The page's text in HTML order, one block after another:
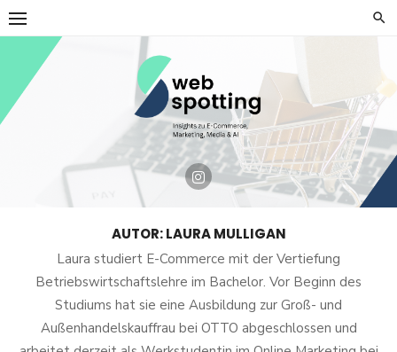
Skip
to
content
AUTOR:LAURA MULLIGAN
Laura studiert E-Commerce mit der Vertiefung
Betriebswirtschaftslehre im Bachelor. Vor Beginn des
Studiums hat sie eine Ausbildung zur Groß- und
Außenhandelskauffrau bei OTTO abgeschlossen und